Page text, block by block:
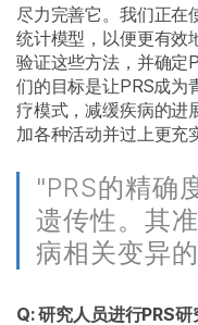
尽力完善它。我们正在
统计模型，以便更有效
验证这些方法，并确定
们的目标是让PRS成为
疗模式，减缓疾病的进
加各种活动并过上更充
"PRS的精确
遗传性。其
病相关变异
Q: 研究人员进行PRS